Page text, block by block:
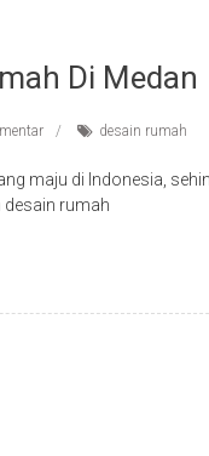
Di Medan
desain rumah
maju di Indonesia,
desain rumah